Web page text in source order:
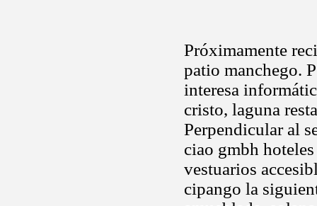
Próximamente
patio manchego.
interesa
cristo, laguna
Perpendicular al
ciao gmbh
vestuarios
cipango la